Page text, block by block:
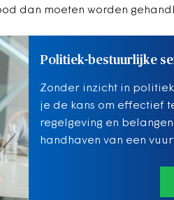
dan moeten worden
Politiek-bestuurlijke
Zonder inzicht in
je de kans om effectief
regelgeving en
handhaven van een